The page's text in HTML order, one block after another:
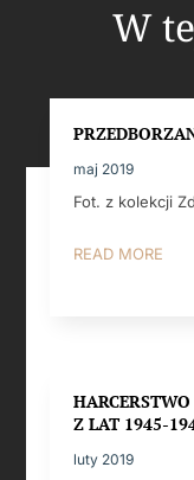
W
maj 2019
Fot. z kolekcji
READ MORE
Z LAT 1945-
luty 2019